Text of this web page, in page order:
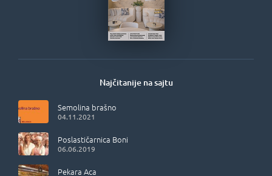
Najčitanije na sajtu
Semolina brašno
04.11.2021
Poslastičarnica Boni
06.06.2019
Pekara Aca